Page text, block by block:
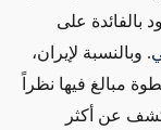
بالفائدة على
. وبالنسبة لإيران،
مبالغ فيها نظراً
عن أكثر